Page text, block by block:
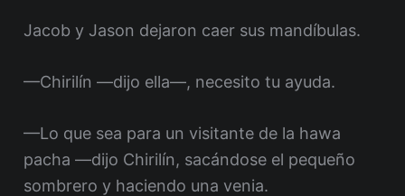
Jacob y Jason dejaron caer sus mandíbulas.
—Chirilín —dijo ella—, necesito tu ayuda.
—Lo que sea para un visitante de la hawa
pacha —dijo Chirilín, sacándose el pequeño
sombrero y haciendo una venia.